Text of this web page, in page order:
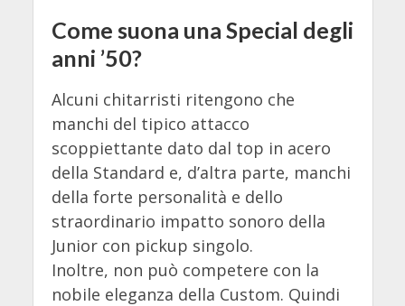
Come suona una Special degli
anni ’50?
Alcuni chitarristi ritengono che
manchi del tipico attacco
scoppiettante dato dal top in acero
della Standard e, d’altra parte, manchi
della forte personalità e dello
straordinario impatto sonoro della
Junior con pickup singolo.
Inoltre, non può competere con la
nobile eleganza della Custom. Quindi